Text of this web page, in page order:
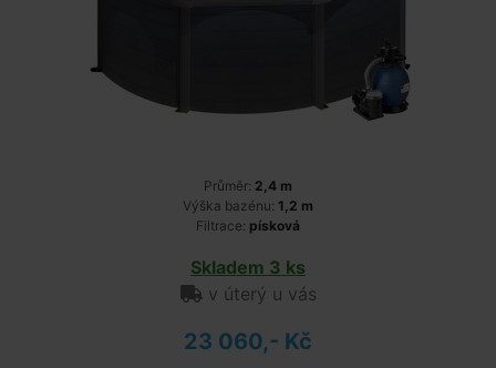
Průměr: 2,4 m
Výška bazénu: 1,2 m
Filtrace: písková
Skladem 3 ks
v úterý u vás
23 060,- Kč